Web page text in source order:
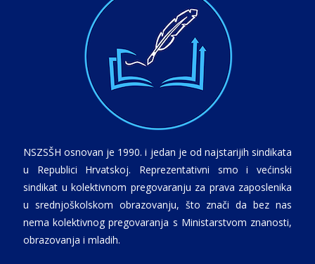
NSZSŠH osnovan je 1990. i jedan je od najstarijih sindikata
u Republici Hrvatskoj. Reprezentativni smo i većinski
sindikat u kolektivnom pregovaranju za prava zaposlenika
u srednjoškolskom obrazovanju, što znači da bez nas
nema kolektivnog pregovaranja s Ministarstvom znanosti,
obrazovanja i mladih.